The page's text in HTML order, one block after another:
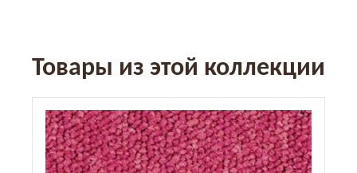
Товары из этой коллекции